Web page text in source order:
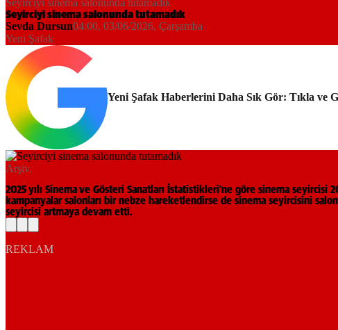
Seyirciyi sinema salonunda tutamadık
Seyirciyi sinema salonunda tutamadık
Sevda Dursun04:00, 03/06/2026, Çarşamba
Yeni Şafak
Yeni Şafak Haberlerini Daha Sık Gör: Tıkla ve
Arşiv.
2025 yılı Sinema ve Gösteri Sanatları İstatistikleri’ne göre sinema seyircisi
kampanyalar salonları bir nebze hareketlendirse de sinema seyircisini
seyircisi artmaya devam etti.
REKLAM